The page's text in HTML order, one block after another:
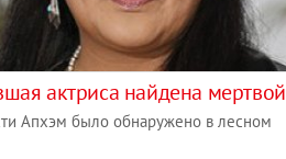
актриса найдена мертвой
Апхэм было обнаружено в лесном